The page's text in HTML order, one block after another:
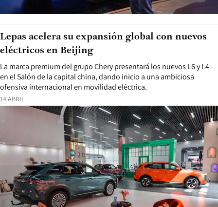
14 ABRIL
La marca premium del grupo Chery presentará los nuevos L6 y L4
en el Salón de la capital china, dando inicio a una ambiciosa
ofensiva internacional en movilidad eléctrica.
Lepas acelera su expansión global con nuevos
eléctricos en Beijing